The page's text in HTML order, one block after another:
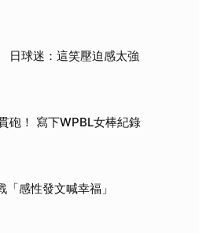
日球迷：這笑壓迫感太強
砲！ 寫下WPBL女棒紀錄
感性發文喊幸福」